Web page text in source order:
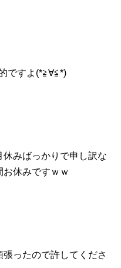
ですよ(*≧∀≦*)
休みばっかりで申し訳な
休みですｗｗ
ったので許してくださ